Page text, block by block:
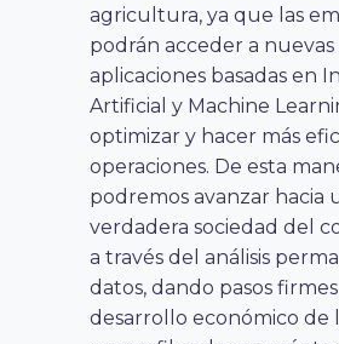
agricultura, ya que las
podrán acceder a nuevas
aplicaciones basadas en
Artificial y Machine
optimizar y hacer más
operaciones. De esta
podremos avanzar hacia
verdadera sociedad del
a través del análisis
datos, dando pasos firmes
desarrollo económico de